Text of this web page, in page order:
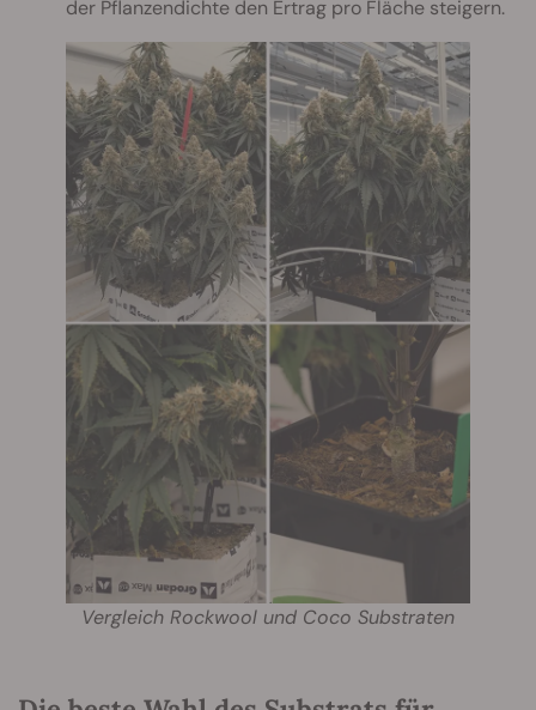
der Pflanzendichte den Ertrag pro Fläche steigern.
Vergleich Rockwool und Coco Substraten